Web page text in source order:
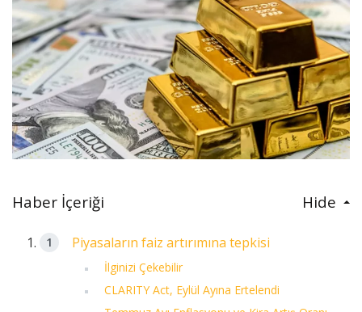
Haber İçeriği Hide
Piyasaların faiz artırımına tepkisi
İlginizi Çekebilir
CLARITY Act, Eylül Ayına Ertelendi